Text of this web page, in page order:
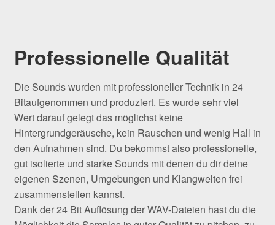
Professionelle Qualität
Die Sounds wurden mit professioneller Technik in 24
Bitaufgenommen und produziert. Es wurde sehr viel
Wert darauf gelegt das möglichst keine
Hintergrundgeräusche, kein Rauschen und wenig Hall in
den Aufnahmen sind. Du bekommst also professionelle,
gut isolierte und starke Sounds mit denen du dir deine
eigenen Szenen, Umgebungen und Klangwelten frei
zusammenstellen kannst.
Dank der 24 Bit Auflösung der WAV-Dateien hast du die